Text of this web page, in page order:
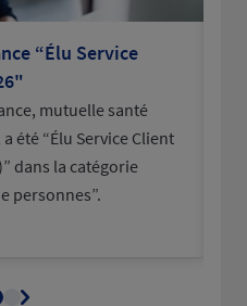
“Élu Service
mutuelle santé
été “Élu Service Client
dans la catégorie
personnes”.